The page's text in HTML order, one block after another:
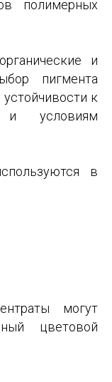
полимерных
и
пигмента
к
и условиям
в
могут
цветовой